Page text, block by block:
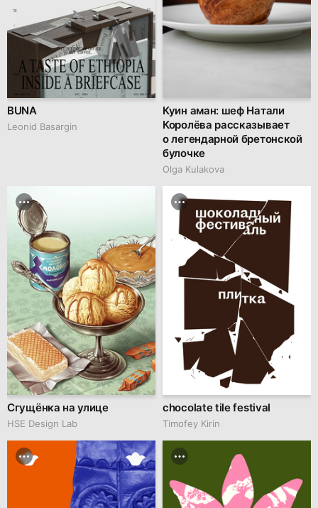
BUNA
Leonid Basargin
Куин аман: шеф Натали
Королёва рассказывает
о легендарной бретонской
булочке
Olga Kulakova
Сгущёнка на улице
HSE Design Lab
chocolate tile festival
Timofey Kirin